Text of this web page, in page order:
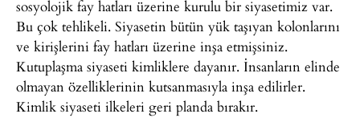
sosyolojik fay hatları üzerine kurulu bir siyasetimiz var.
Bu çok tehlikeli. Siyasetin bütün yük taşıyan kolonlarını
ve kirişlerini fay hatları üzerine inşa etmişsiniz.
Kutuplaşma siyaseti kimliklere dayanır. İnsanların elinde
olmayan özelliklerinin kutsanmasıyla inşa edilirler.
Kimlik siyaseti ilkeleri geri planda bırakır.